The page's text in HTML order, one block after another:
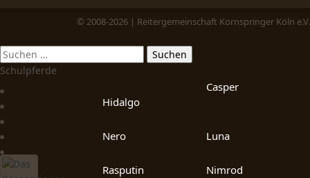
© 2008-2026 | Reitergemeinschaft Kornspringer Köln e.V.
Schulpferde
Casper
Hidalgo
Luna
Nero
Nimrod
Rasputin